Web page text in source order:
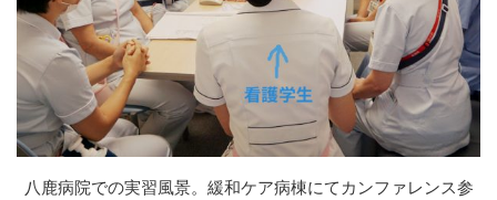
八鹿病院での実習風景。緩和ケア病棟にてカンファレンス参